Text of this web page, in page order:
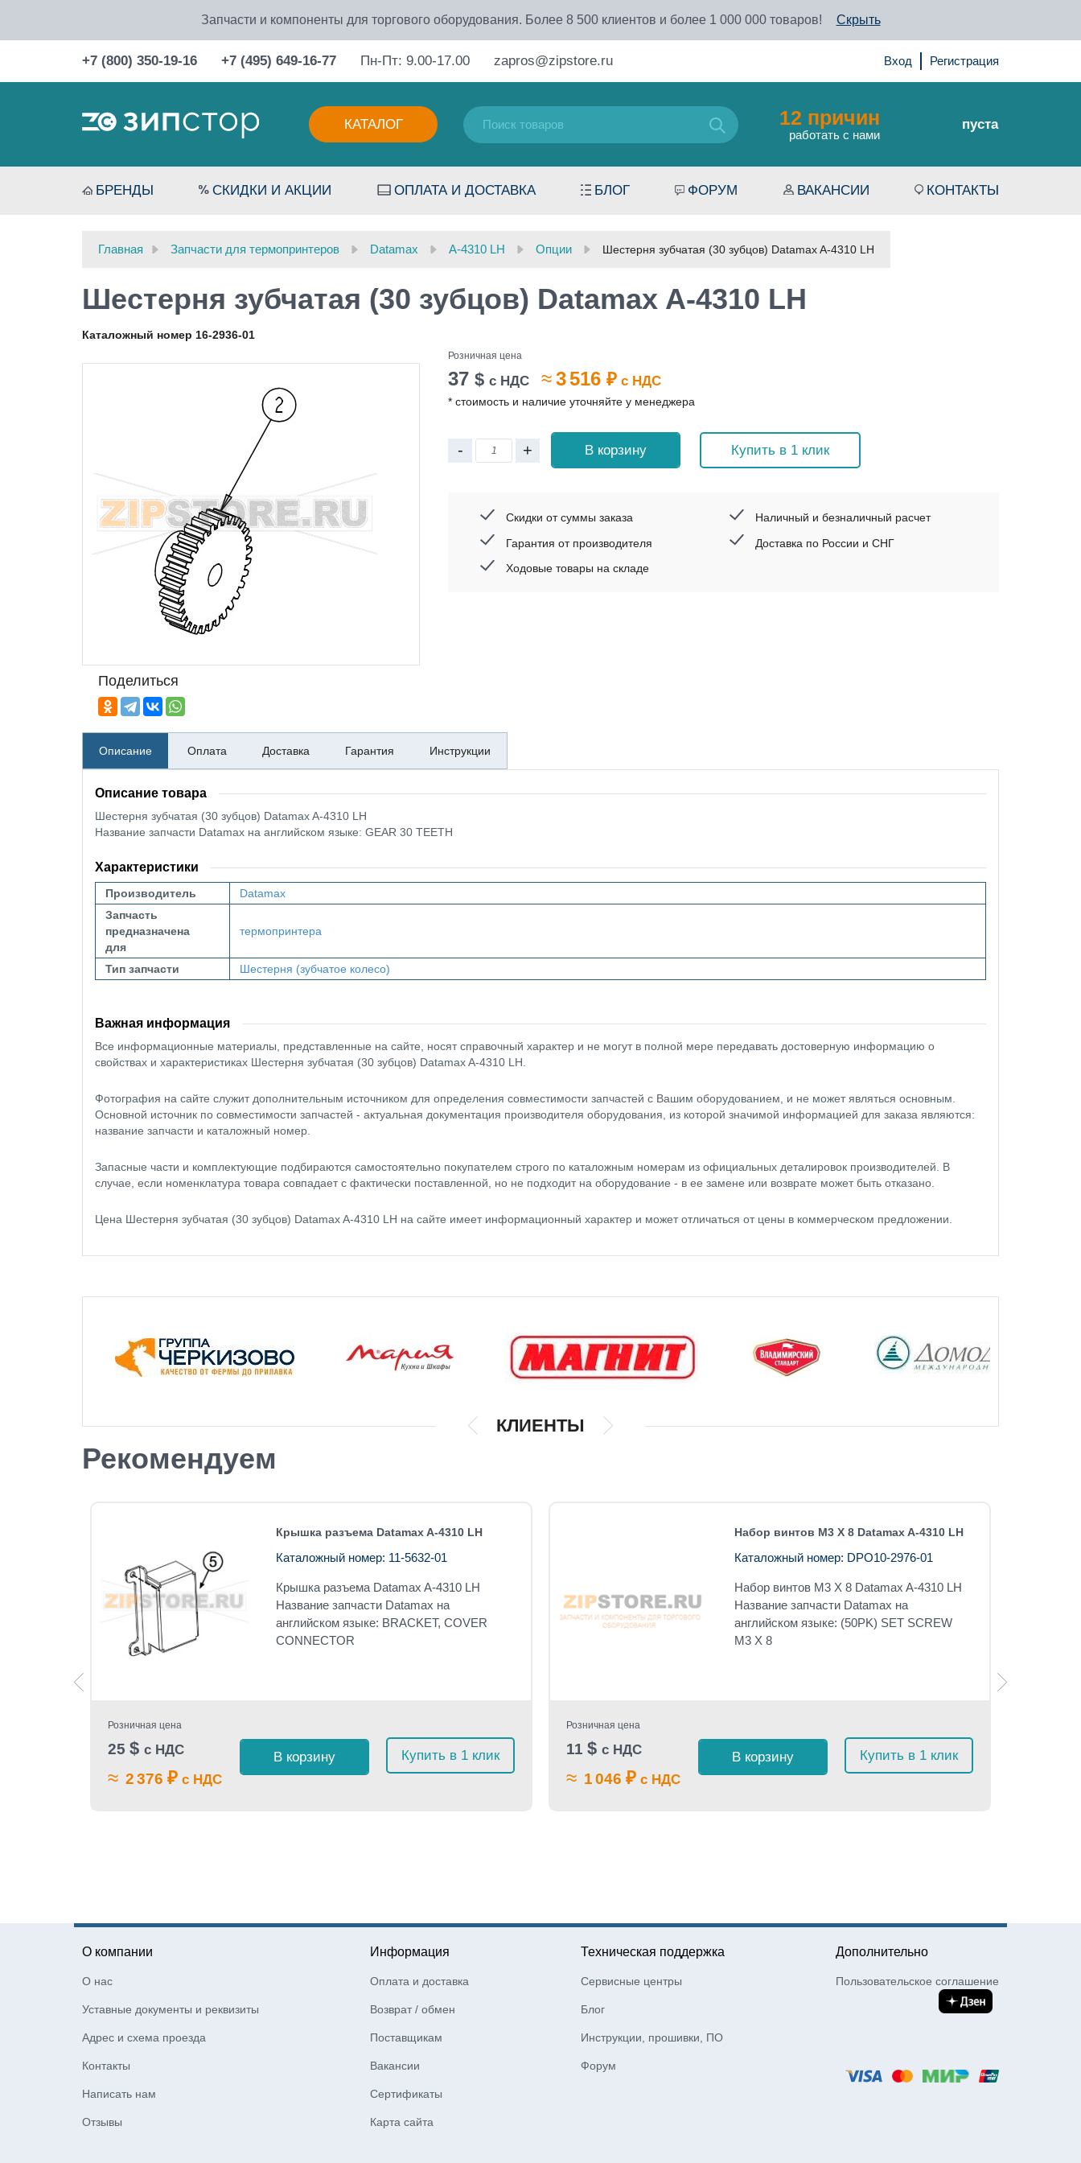
Запчасти и компоненты для торгового оборудования. Более 8 500 клиентов и более 1 000 000 товаров! Скрыть
+7 (800) 350-19-16 +7 (495) 649-16-77 Пн-Пт: 9.00-17.00 zapros@zipstore.ru Вход Регистрация
КАТАЛОГ 12 причин
работать с нами
пуста
БРЕНДЫ СКИДКИ И АКЦИИ ОПЛАТА И ДОСТАВКА БЛОГ ФОРУМ ВАКАНСИИ КОНТАКТЫ
Главная Запчасти для термопринтеров Datamax A-4310 LH Опции Шестерня зубчатая (30 зубцов) Datamax A-4310 LH
Шестерня зубчатая (30 зубцов) Datamax A-4310 LH
Каталожный номер 16-2936-01
Поделиться
Розничная цена
37 $ с НДС ≈3 516 ₽ с НДС
* стоимость и наличие уточняйте у менеджера
- + В корзину Купить в 1 клик
Скидки от суммы заказа
Гарантия от производителя
Ходовые товары на складе
Наличный и безналичный расчет
Доставка по России и СНГ
Описание Оплата Доставка Гарантия Инструкции
Описание товара
Шестерня зубчатая (30 зубцов) Datamax A-4310 LH
Название запчасти Datamax на английском языке: GEAR 30 TEETH
Характеристики
Производитель
Datamax
Запчасть
предназначена
для
термопринтера
Тип запчасти Шестерня (зубчатое колесо)
Важная информация
Все информационные материалы, представленные на сайте, носят справочный характер и не могут в полной мере передавать достоверную информацию о
свойствах и характеристиках Шестерня зубчатая (30 зубцов) Datamax A-4310 LH.
Фотография на сайте служит дополнительным источником для определения совместимости запчастей с Вашим оборудованием, и не может являться основным.
Основной источник по совместимости запчастей - актуальная документация производителя оборудования, из которой значимой информацией для заказа являются:
название запчасти и каталожный номер.
Запасные части и комплектующие подбираются самостоятельно покупателем строго по каталожным номерам из официальных деталировок производителей. В
случае, если номенклатура товара совпадает с фактически поставленной, но не подходит на оборудование - в ее замене или возврате может быть отказано.
Цена Шестерня зубчатая (30 зубцов) Datamax A-4310 LH на сайте имеет информационный характер и может отличаться от цены в коммерческом предложении.
КЛИЕНТЫ
Рекомендуем
Крышка разъема Datamax A-4310 LH
Каталожный номер: 11-5632-01
Крышка разъемаDatamax A-4310 LH
Название запчасти Datamax на
английском языке: BRACKET, COVER
CONNECTOR
Розничная цена
25 $ с НДС
≈ 2 376 ₽ с НДС
В корзину Купить в 1 клик
Набор винтов M3 X 8 Datamax A-4310 LH
Каталожный номер: DPO10-2976-01
Набор винтов M3 X 8 Datamax A-4310 LH
Название запчасти Datamax на
английском языке: (50PK) SET SCREW
M3 X 8
Розничная цена
11 $ с НДС
≈ 1 046 ₽ с НДС
В корзину Купить в 1 клик
О компании
О нас
Уставные документы и реквизиты
Адрес и схема проезда
Контакты
Написать нам
Отзывы
Информация
Оплата и доставка
Возврат / обмен
Поставщикам
Вакансии
Сертификаты
Карта сайта
Техническая поддержка
Сервисные центры
Блог
Инструкции, прошивки, ПО
Форум
Дополнительно
Пользовательское соглашение